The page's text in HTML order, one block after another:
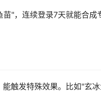
"，连续登录7天就能合成
触发特殊效果。比如"玄